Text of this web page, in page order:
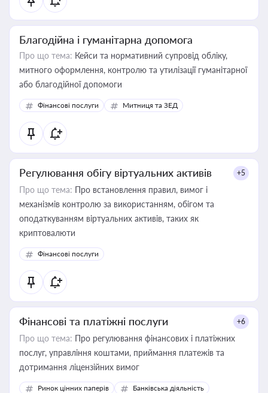
Благодійна і гуманітарна допомога
Про що тема: Кейси та нормативний супровід обліку,
митного оформлення, контролю та утилізації гуманітарної
або благодійної допомоги
Фінансові послуги Митниця та ЗЕД
Регулювання обігу віртуальних активів +5
Про що тема: Про встановлення правил, вимог і
механізмів контролю за використанням, обігом та
оподаткуванням віртуальних активів, таких як
криптовалюти
Фінансові послуги
Фінансові та платіжні послуги +6
Про що тема: Про регулювання фінансових і платіжних
послуг, управління коштами, приймання платежів та
дотримання ліцензійних вимог
Ринок цінних паперів
Банківська діяльність